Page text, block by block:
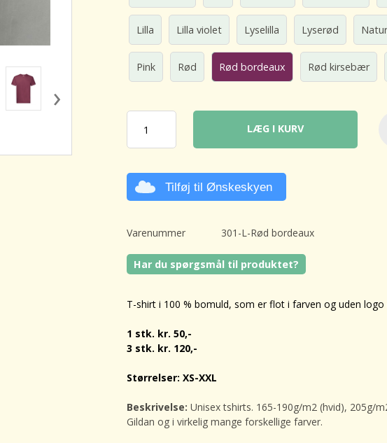
›
Lilla Lilla violet Lyselilla Lyserød
Pink Rød Rød bordeaux Rød kirsebær
LÆG I KURV
Tilføj til Ønskeskyen
Varenummer 301-L-Rød bordeaux
Har du spørgsmål til produktet?
T-shirt i 100 % bomuld, som er flot i farven og uden logo
1 stk. kr. 50,-
3 stk. kr. 120,-
Størrelser: XS-XXL
Beskrivelse:Unisex tshirts. 165-190g/m2 (hvid), 205g/
Gildan og i virkelig mange forskellige farver.